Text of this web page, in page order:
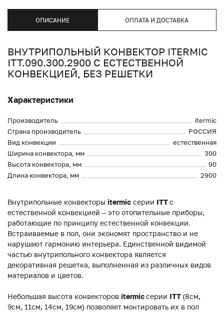
ОПИСАНИЕ ОПЛАТА И ДОСТАВКА
ВНУТРИПОЛЬНЫЙ КОНВЕКТОР ITERMIC
ITT.090.300.2900 С ЕСТЕСТВЕННОЙ
КОНВЕКЦИЕЙ, БЕЗ РЕШЕТКИ
Характеристики
Производитель
itermic
Страна производитель
РОССИЯ
Вид конвекции
естественная
Ширина конвектора, мм
300
Высота конвектора, мм
90
Длина конвектора, мм
2900
Внутрипольные конвекторы itermic серии ITTс
естественной конвекцией – это отопительные приборы,
работающие по принципу естественной конвекции.
Встраиваемые в пол, они экономят пространство и не
нарушают гармонию интерьера. Единственной видимой
частью внутрипольного конвектора является
декоративная решетка, выполненная из различных видов
материалов и цветов.
Небольшая высота конвекторов itermicсерии ITT (8см,
9см, 11см, 14см, 19см) позволяет монтировать их в пол